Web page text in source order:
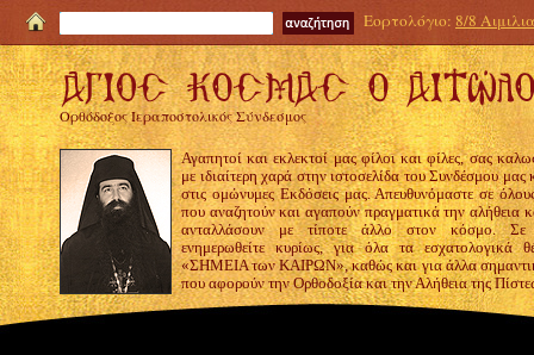
Εορτολόγιο: 8/8
Ορθόδοξος Ιεραποστολικός Σύνδεσμος
Αγαπητοί και εκλεκτοί μας φίλοι και φίλες, σας
με ιδιαίτερη χαρά στην ιστοσελίδα του Συνδέσμου μας
στις ομώνυμες Εκδόσεις μας. Απευθυνόμαστε σε
που αναζητούν και αγαπούν πραγματικά την αλήθεια
ανταλλάσουν με τίποτε άλλο στον κόσμο.
ενημερωθείτε κυρίως, για όλα τα εσχατολογικά
«ΣΗΜΕΙΑ των ΚΑΙΡΩΝ», καθώς και για άλλα
που αφορούν την Ορθοδοξία και την Αλήθεια της